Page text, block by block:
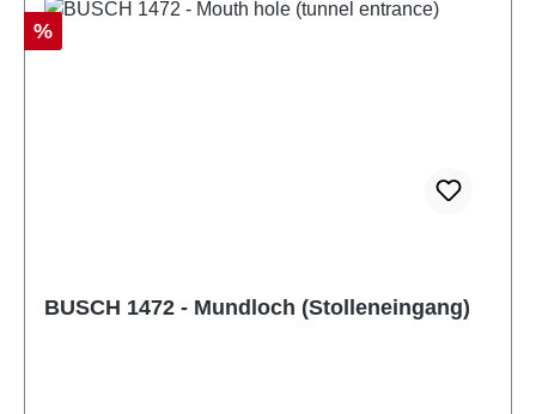
Rabatt
%
BUSCH 1472 - Mundloch (Stolleneingang)